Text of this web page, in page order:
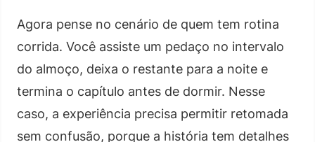
Agora pense no cenário de quem tem rotina
corrida. Você assiste um pedaço no intervalo
do almoço, deixa o restante para a noite e
termina o capítulo antes de dormir. Nesse
caso, a experiência precisa permitir retomada
sem confusão, porque a história tem detalhes